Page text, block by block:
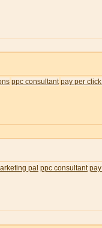
ppc consultant pay per
pal ppc consultant